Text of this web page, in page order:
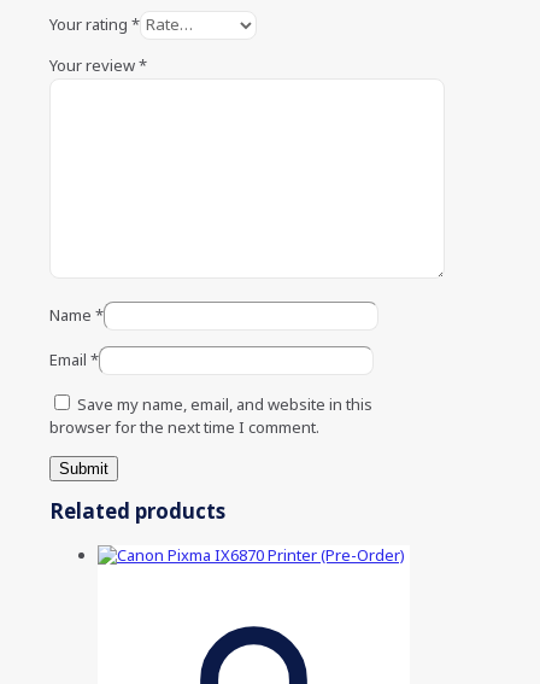
Your rating *
Your review*
Name *
Email *
Save my name, email, and website in this
browser for the next time I comment.
Related products